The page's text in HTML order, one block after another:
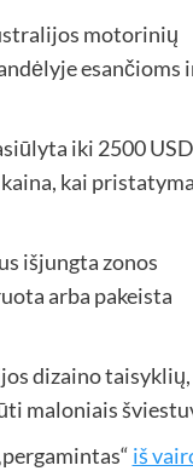
motorinių
esančioms
iki 2500 USD
kai
išjungta zonos
arba pakeista
dizaino taisyklių,
maloniais
iš